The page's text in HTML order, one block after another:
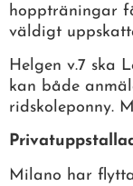
hoppträningar
väldigt
Helgen v.7 ska
kan både
ridskoleponny.
Milano har